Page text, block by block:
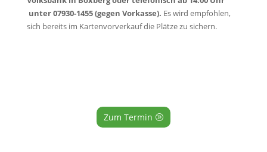
unter 07930-1455 (gegen Vorkasse). Es wird empfohlen,
sich bereits im Kartenvorverkauf die Plätze zu sichern.
Zum Termin